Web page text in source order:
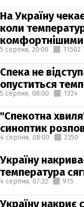
На Україну
коли
комфортнішими
5 серпня, 20:00 11502
Спека не
опуститься
5 серпня, 08:00 1324
"Спекотна
синоптик
4 серпня, 08:00 2350
Україну
температура
4 серпня, 07:32 915
Україну накриє